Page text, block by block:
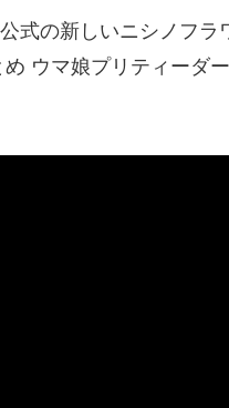
式の新しいニシノフラ
ウマ娘プリティーダ